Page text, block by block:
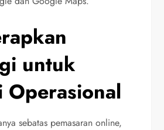
untuk
Operasional
sebatas pemasaran online,